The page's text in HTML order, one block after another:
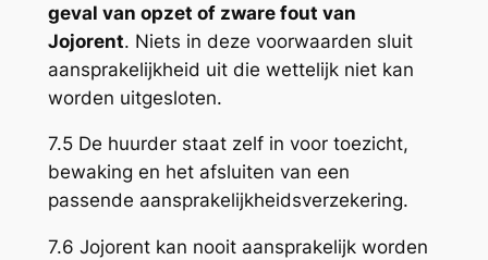
geval van opzet of zware fout van
Jojorent. Niets in deze voorwaarden sluit
aansprakelijkheid uit die wettelijk niet kan
worden uitgesloten.
7.5 De huurder staat zelf in voor toezicht,
bewaking en het afsluiten van een
passende aansprakelijkheidsverzekering.
7.6 Jojorent kan nooit aansprakelijk worden